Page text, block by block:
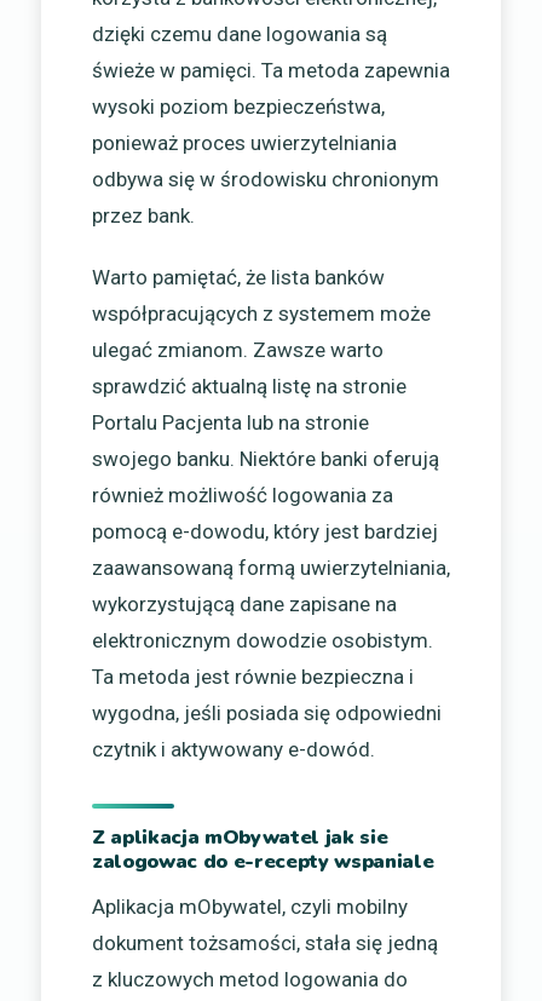
dzięki czemu dane logowania są
świeże w pamięci. Ta metoda zapewnia
wysoki poziom bezpieczeństwa,
ponieważ proces uwierzytelniania
odbywa się w środowisku chronionym
przez bank.
Warto pamiętać, że lista banków
współpracujących z systemem może
ulegać zmianom. Zawsze warto
sprawdzić aktualną listę na stronie
Portalu Pacjenta lub na stronie
swojego banku. Niektóre banki oferują
również możliwość logowania za
pomocą e-dowodu, który jest bardziej
zaawansowaną formą uwierzytelniania,
wykorzystującą dane zapisane na
elektronicznym dowodzie osobistym.
Ta metoda jest równie bezpieczna i
wygodna, jeśli posiada się odpowiedni
czytnik i aktywowany e-dowód.
Z aplikacja mObywatel jak sie
zalogowac do e-recepty wspaniale
Aplikacja mObywatel, czyli mobilny
dokument tożsamości, stała się jedną
z kluczowych metod logowania do